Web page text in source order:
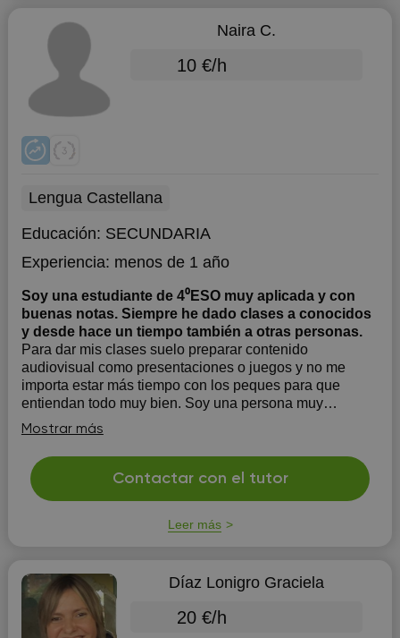
Naira C.
10 €/h
Lengua Castellana
Educación: SECUNDARIA
Experiencia: menos de 1 año
Soy una estudiante de 4⁰ESO muy aplicada y con
buenas notas. Siempre he dado clases a conocidos
y desde hace un tiempo también a otras personas.
Para dar mis clases suelo preparar contenido
audiovisual como presentaciones o juegos y no me
importa estar más tiempo con los peques para que
entiendan todo muy bien. Soy una persona muy
constante y trabajadora y responsable, además me
esfuerzo siempre para superarme a mí misma. También
cuido niños...
Mostrar más
Contactar con el tutor
Leer más
Díaz Lonigro Graciela
20 €/h